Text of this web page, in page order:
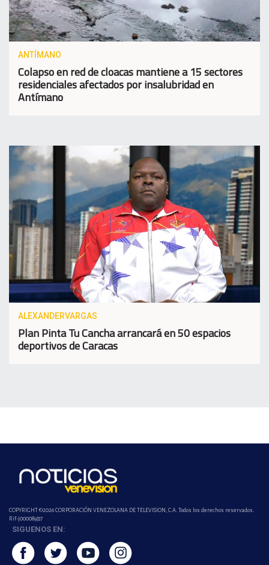
ANTÍMANO
Colapso en red de cloacas mantiene a 15 sectores
residenciales afectados por insalubridad en
Antímano
ALEXANDERVARGAS
Plan Pinta Tu Cancha arrancará en 50 espacios
deportivos de Caracas
COPYRIGHT ©2026 CORPORACIÓN VENEZOLANA DE TELEVISION, C.A. Todos los derechos reservados.
Rif-j000089337
SIGUENOS EN: